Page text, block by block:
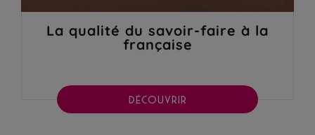
La qualité du savoir-faire à la
française
DÉCOUVRIR